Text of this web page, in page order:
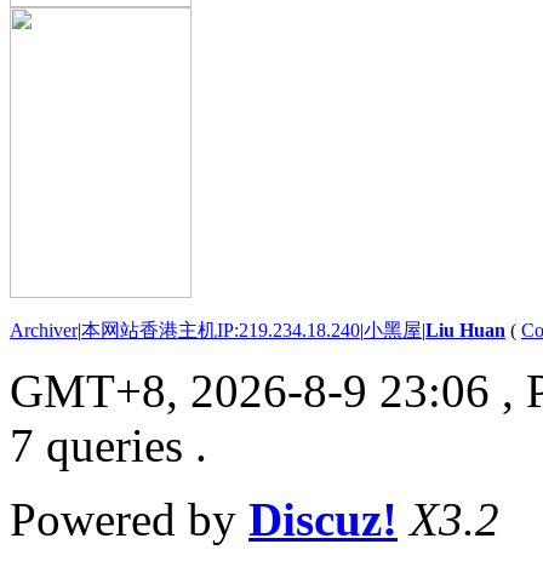
Archiver|本网站香港主机IP:219.234.18.240|小黑屋|Liu Huan (
GMT+8, 2026-8-9 23:06 ,
7 queries .
Powered by Discuz! X3.2